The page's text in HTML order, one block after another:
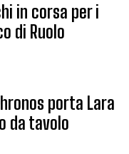
in corsa per i
di Ruolo
porta Lara
da tavolo